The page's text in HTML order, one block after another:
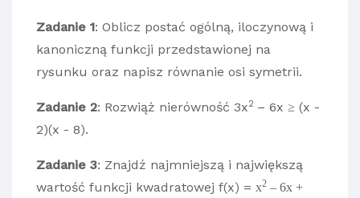
Zadanie 1: Oblicz postać ogólną, iloczynową i
kanoniczną funkcji przedstawionej na
rysunku oraz napisz równanie osi symetrii.
Zadanie 2: Rozwiąż nierówność 3x2 – 6x ≥ (x -
2)(x - 8).
Zadanie 3: Znajdź najmniejszą i największą
wartość funkcji kwadratowej f(x) = x2 – 6x +